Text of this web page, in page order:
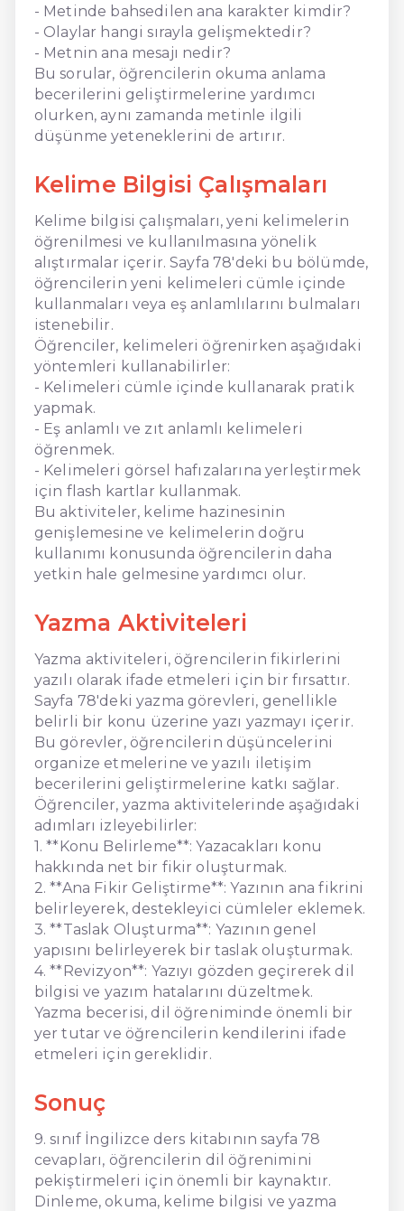
- Metinde bahsedilen ana karakter kimdir?
- Olaylar hangi sırayla gelişmektedir?
- Metnin ana mesajı nedir?
Bu sorular, öğrencilerin okuma anlama
becerilerini geliştirmelerine yardımcı
olurken, aynı zamanda metinle ilgili
düşünme yeteneklerini de artırır.
Kelime Bilgisi Çalışmaları
Kelime bilgisi çalışmaları, yeni kelimelerin
öğrenilmesi ve kullanılmasına yönelik
alıştırmalar içerir. Sayfa 78'deki bu bölümde,
öğrencilerin yeni kelimeleri cümle içinde
kullanmaları veya eş anlamlılarını bulmaları
istenebilir.
Öğrenciler, kelimeleri öğrenirken aşağıdaki
yöntemleri kullanabilirler:
- Kelimeleri cümle içinde kullanarak pratik
yapmak.
- Eş anlamlı ve zıt anlamlı kelimeleri
öğrenmek.
- Kelimeleri görsel hafızalarına yerleştirmek
için flash kartlar kullanmak.
Bu aktiviteler, kelime hazinesinin
genişlemesine ve kelimelerin doğru
kullanımı konusunda öğrencilerin daha
yetkin hale gelmesine yardımcı olur.
Yazma Aktiviteleri
Yazma aktiviteleri, öğrencilerin fikirlerini
yazılı olarak ifade etmeleri için bir fırsattır.
Sayfa 78'deki yazma görevleri, genellikle
belirli bir konu üzerine yazı yazmayı içerir.
Bu görevler, öğrencilerin düşüncelerini
organize etmelerine ve yazılı iletişim
becerilerini geliştirmelerine katkı sağlar.
Öğrenciler, yazma aktivitelerinde aşağıdaki
adımları izleyebilirler:
1. **Konu Belirleme**: Yazacakları konu
hakkında net bir fikir oluşturmak.
2. **Ana Fikir Geliştirme**: Yazının ana fikrini
belirleyerek, destekleyici cümleler eklemek.
3. **Taslak Oluşturma**: Yazının genel
yapısını belirleyerek bir taslak oluşturmak.
4. **Revizyon**: Yazıyı gözden geçirerek dil
bilgisi ve yazım hatalarını düzeltmek.
Yazma becerisi, dil öğreniminde önemli bir
yer tutar ve öğrencilerin kendilerini ifade
etmeleri için gereklidir.
Sonuç
9. sınıf İngilizce ders kitabının sayfa 78
cevapları, öğrencilerin dil öğrenimini
pekiştirmeleri için önemli bir kaynaktır.
Dinleme, okuma, kelime bilgisi ve yazma